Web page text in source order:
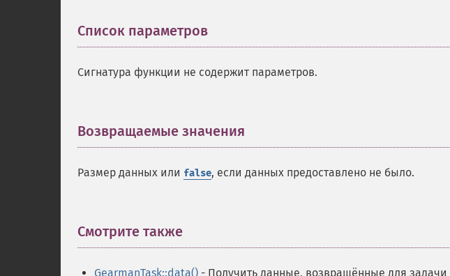
Список параметров
Сигнатура функции не содержит параметров.
Возвращаемые значения
Размер данных или false, если данных предоставлено не было.
Смотрите также
GearmanTask::data() - Получить данные, возвращённые для задачи